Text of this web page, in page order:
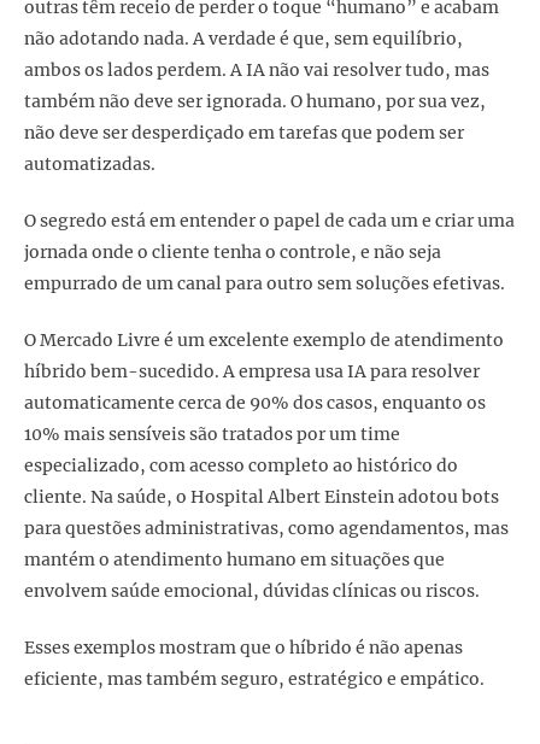
outras têm receio de perder o toque “humano” e acabam
não adotando nada. A verdade é que, sem equilíbrio,
ambos os lados perdem. A IA não vai resolver tudo, mas
também não deve ser ignorada. O humano, por sua vez,
não deve ser desperdiçado em tarefas que podem ser
automatizadas.
O segredo está em entender o papel de cada um e criar uma
jornada onde o cliente tenha o controle, e não seja
empurrado de um canal para outro sem soluções efetivas.
O Mercado Livre é um excelente exemplo de atendimento
híbrido bem-sucedido. A empresa usa IA para resolver
automaticamente cerca de 90% dos casos, enquanto os
10% mais sensíveis são tratados por um time
especializado, com acesso completo ao histórico do
cliente. Na saúde, o Hospital Albert Einstein adotou bots
para questões administrativas, como agendamentos, mas
mantém o atendimento humano em situações que
envolvem saúde emocional, dúvidas clínicas ou riscos.
Esses exemplos mostram que o híbrido é não apenas
eficiente, mas também seguro, estratégico e empático.